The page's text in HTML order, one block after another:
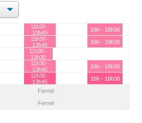
11h30 -
13h45
16h - 18h30
11h30 -
13h45
16h - 18h30
11h30 -
13h30
11h30 -
13h45
16h - 18h30
11h30 -
13h45
16h - 18h30
Fermé
Fermé